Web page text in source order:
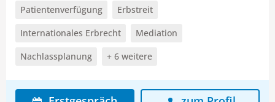
Patientenverfügung
Erbstreit
Internationales Erbrecht
Mediation
Nachlassplanung
+ 6 weitere